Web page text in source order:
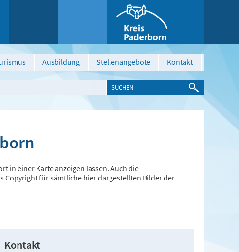
Ausbildung Stellenangebote Kontakt
in einer Karte anzeigen lassen. Auch die
Copyright für sämtliche hier dargestellten Bilder der
Kontakt